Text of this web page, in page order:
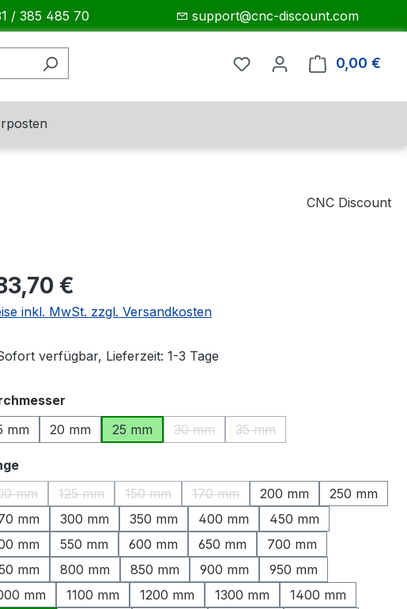
/ 385 485 70 support@cnc-discount.com
0,00 €
CNC Discount
Preis:
€
inkl. MwSt. zzgl. Versandkosten
verfügbar, Lieferzeit: 1-3 Tage
mm
20 mm 25 mm 30 mm
(Diese Option ist zurzeit nicht verfügbar.)
35 mm
(Diese Option ist zurzeit
auswählen
mm
(Diese Option ist zurzeit nicht verfügbar.)
125 mm
(Diese Option ist zurzeit nicht verfügbar.)
150 mm
(Diese Option ist zurzeit nicht verfügbar.)
170 mm
(Diese Option ist zurzeit nicht
200 mm
250 mm
mm
300 mm 350 mm 400 mm
450 mm
mm
550 mm 600 mm 650 mm
700 mm
mm
800 mm 850 mm 900 mm
950 mm
mm
1100 mm 1200 mm 1300 mm
1400 mm